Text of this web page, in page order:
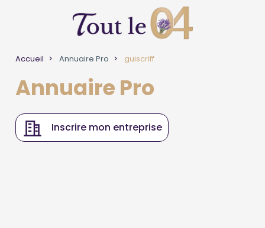
Accueil Annuaire Pro guiscriff
Annuaire Pro
Inscrire mon entreprise